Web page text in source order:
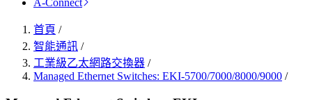
A-Connect
首頁 /
智能通訊 /
工業級乙太網路交換器 /
Managed Ethernet Switches: EKI-5700/7000/8000/9000 /